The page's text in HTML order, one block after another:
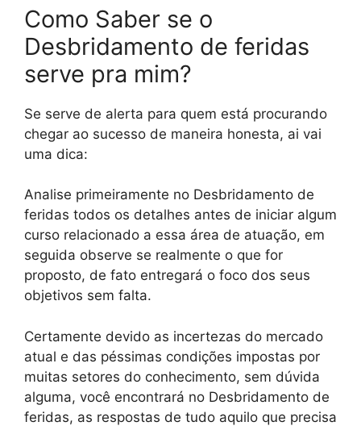
Como Saber se o
Desbridamento de feridas
serve pra mim?
Se serve de alerta para quem está procurando
chegar ao sucesso de maneira honesta, ai vai
uma dica:
Analise primeiramente no Desbridamento de
feridas todos os detalhes antes de iniciar algum
curso relacionado a essa área de atuação, em
seguida observe se realmente o que for
proposto, de fato entregará o foco dos seus
objetivos sem falta.
Certamente devido as incertezas do mercado
atual e das péssimas condições impostas por
muitas setores do conhecimento, sem dúvida
alguma, você encontrará no Desbridamento de
feridas, as respostas de tudo aquilo que precisa